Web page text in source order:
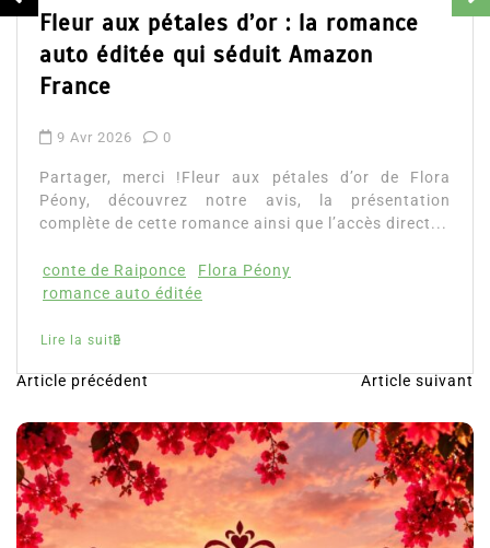
Fleur aux pétales d’or : la romance
auto éditée qui séduit Amazon
France
9 Avr 2026 0
Partager, merci !Fleur aux pétales d’or de Flora
Péony, découvrez notre avis, la présentation
complète de cette romance ainsi que l’accès direct...
conte de Raiponce
Flora Péony
romance auto éditée
Lire la suite
N
a
v
i
g
Article précédent Article suivant